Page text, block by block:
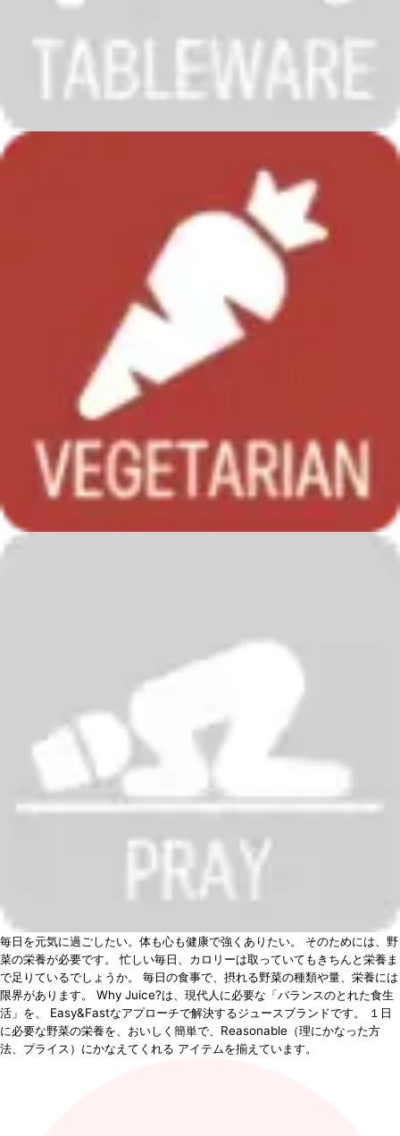
毎日を元気に過ごしたい。体も心も健康で強くありたい。 そのためには、野
菜の栄養が必要です。 忙しい毎日、カロリーは取っていてもきちんと栄養ま
で足りているでしょうか。 毎日の食事で、摂れる野菜の種類や量、栄養には
限界があります。 Why Juice?は、現代人に必要な「バランスのとれた食生
活」を、 Easy&Fastなアプローチで解決するジュースブランドです。 １日
に必要な野菜の栄養を、おいしく簡単で、Reasonable（理にかなった方
法、プライス）にかなえてくれる アイテムを揃えています。